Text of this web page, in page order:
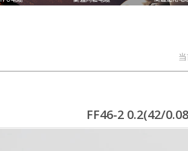
FF46-2 0.2(42/